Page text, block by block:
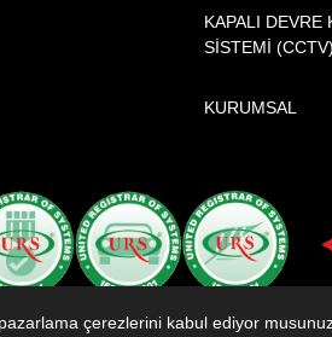
KAPALI DEVRE
SİSTEMİ
KURUMSAL
çerezlerini kabul ediyor